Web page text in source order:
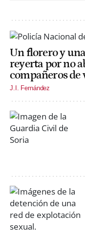
Un florero y
reyerta por no
compañeros de
J.I. Fernández